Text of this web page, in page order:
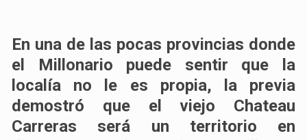
En una de las pocas provincias donde
el Millonario puede sentir que la
localía no le es propia,
la previa
demostró que el viejo Chateau
Carreras será un territorio en